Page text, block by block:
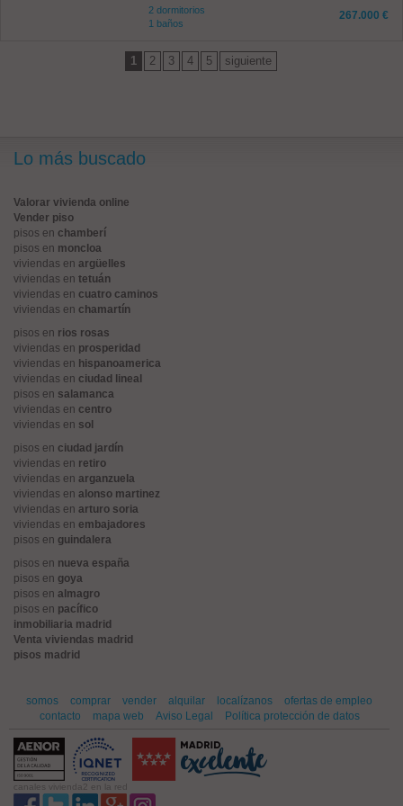
2 dormitorios
1 baños
267.000 €
1 2 3 4 5 siguiente
Lo más buscado
Valorar vivienda online
Vender piso
pisos en chamberí
pisos en moncloa
viviendas en argüelles
viviendas en tetuán
viviendas en cuatro caminos
viviendas en chamartín
pisos en rios rosas
viviendas en prosperidad
viviendas en hispanoamerica
viviendas en ciudad lineal
pisos en salamanca
viviendas en centro
viviendas en sol
pisos en ciudad jardín
viviendas en retiro
viviendas en arganzuela
viviendas en alonso martinez
viviendas en arturo soria
viviendas en embajadores
pisos en guindalera
pisos en nueva españa
pisos en goya
pisos en almagro
pisos en pacífico
inmobiliaria madrid
Venta viviendas madrid
pisos madrid
somos comprar vender alquilar localízanos
ofertas de empleo
contacto
mapa web Aviso Legal Política protección de datos
canales vivienda2 en la red